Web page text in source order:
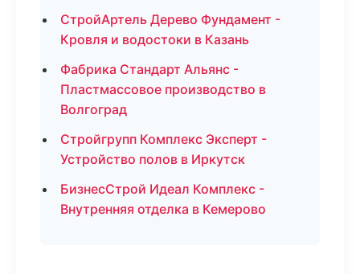
СтройАртель Дерево Фундамент -
Кровля и водостоки в Казань
Фабрика Стандарт Альянс -
Пластмассовое производство в
Волгоград
Стройгрупп Комплекс Эксперт -
Устройство полов в Иркутск
БизнесСтрой Идеал Комплекс -
Внутренняя отделка в Кемерово